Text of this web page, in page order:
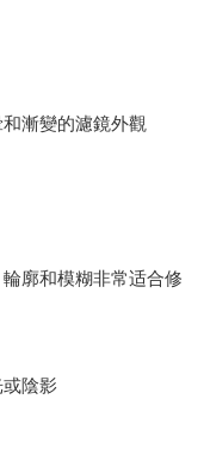
漸變的濾鏡外觀
廓和模糊非常适合修
陰影